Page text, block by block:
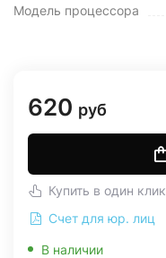
Модель процессора
620 руб
Купить в один клик
Счет для юр. лиц
В наличии